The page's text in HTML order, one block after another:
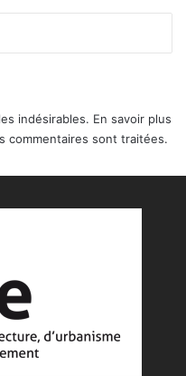
indésirables. En savoir plus
commentaires sont traitées.